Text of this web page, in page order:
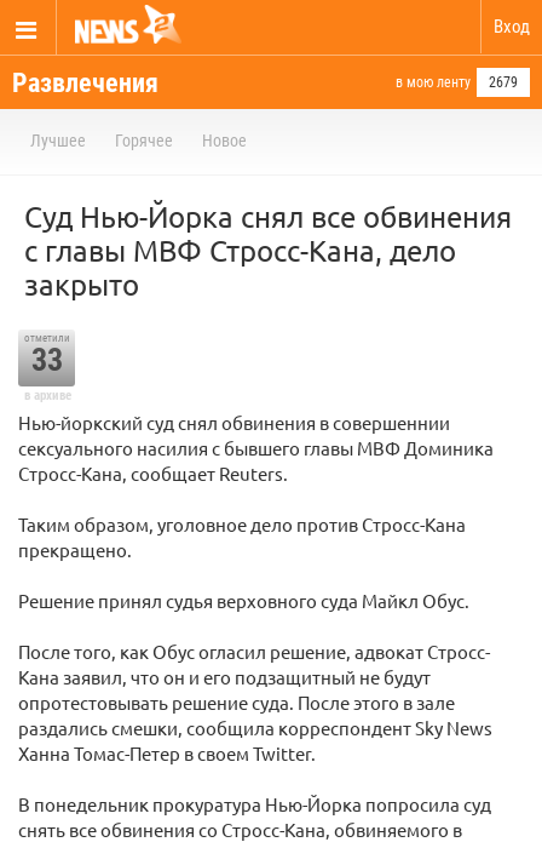
Вход
Развлечения в мою ленту 2679
Лучшее Горячее Новое
Суд Нью-Йорка снял все обвинения
с главы МВФ Стросс-Кана, дело
закрыто
отметили
33
в архиве
Нью-йоркский суд снял обвинения в совершеннии
сексуального насилия с бывшего главы МВФ Доминика
Стросс-Кана, сообщает Reuters.
Таким образом, уголовное дело против Стросс-Кана
прекращено.
Решение принял судья верховного суда Майкл Обус.
После того, как Обус огласил решение, адвокат Стросс-
Кана заявил, что он и его подзащитный не будут
опротестовывать решение суда. После этого в зале
раздались смешки, сообщила корреспондент Sky News
Ханна Томас-Петер в своем Twitter.
В понедельник прокуратура Нью-Йорка попросила суд
снять все обвинения со Стросс-Кана, обвиняемого в